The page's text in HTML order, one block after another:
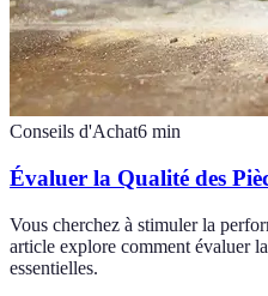
Conseils d'Achat6 min
Évaluer la Qualité des
Vous cherchez à stimuler la
article explore comment évaluer
essentielles.